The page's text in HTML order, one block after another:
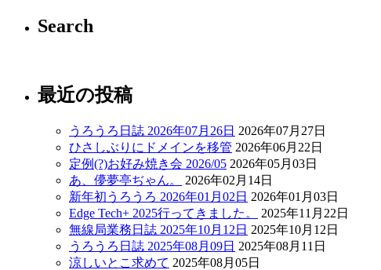
Search
最近の投稿
うろうろ日誌 2026年07月26日 2026年07月27日
ひさしぶりにドメインを移管 2026年06月22日
定例(?)お好み焼き会 2026/05 2026年05月03日
あ、儚夢亭ぢゃん。
2026年02月14日
新年初うろうろ 2026年01月02日 2026年01月03日
Edge Tech+ 2025行ってきました。
2025年11月22日
無線局業務日誌 2025年10月12日 2025年10月12日
うろうろ日誌 2025年08月09日 2025年08月11日
涼しいとこ求めて 2025年08月05日